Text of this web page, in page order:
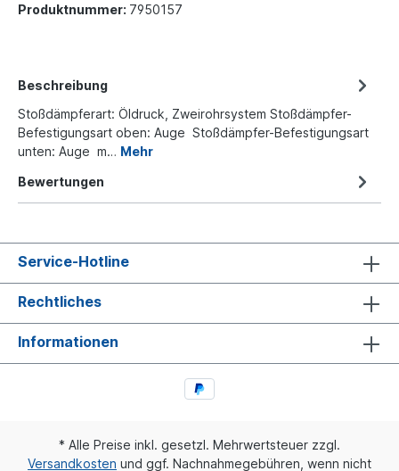
Produktnummer: 7950157
Beschreibung
Stoßdämpferart: Öldruck, Zweirohrsystem Stoßdämpfer-
Befestigungsart oben: Auge Stoßdämpfer-Befestigungsart
unten: Auge m… Mehr
Bewertungen
Service-Hotline
Rechtliches
Informationen
* Alle Preise inkl. gesetzl. Mehrwertsteuer zzgl.
Versandkosten und ggf. Nachnahmegebühren, wenn nicht